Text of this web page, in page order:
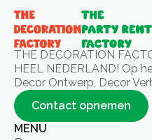
THE DECORATION
HEEL NEDERLAND! Op
Decor Ontwerp, Decor
Contact opnemen
MENU